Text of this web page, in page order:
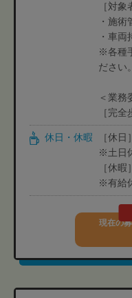
［対象
・施術
・車両
※各種
ださい。
＜業務
［完
休日・休暇
［休
※土日
［休
※有給
現在の